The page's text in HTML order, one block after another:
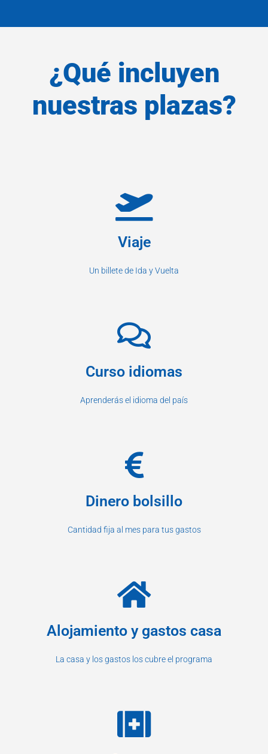
¿Qué incluyen
nuestras plazas?
Viaje
Un billete de Ida y Vuelta
Curso idiomas
Aprenderás el idioma del país
Dinero bolsillo
Cantidad fija al mes para tus gastos
Alojamiento y gastos casa
La casa y los gastos los cubre el programa